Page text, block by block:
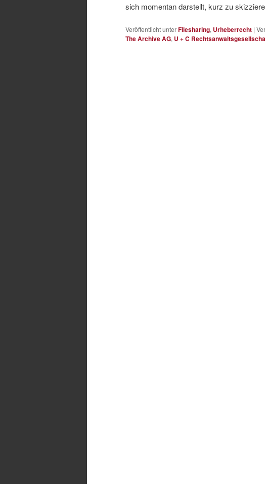
sich momentan darstellt, kurz zu
Veröffentlicht unterFilesharing, Urheberrecht |
The Archive AG, U + C